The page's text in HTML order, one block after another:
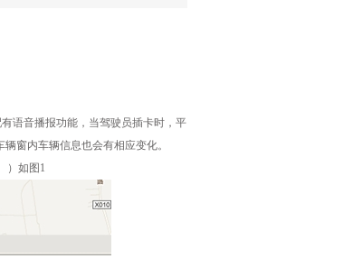
语音播报功能，当驾驶员插卡时，平
窗内车辆信息也会有相应变化。
）如图1